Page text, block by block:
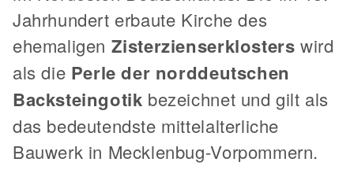
Jahrhundert erbaute Kirche des
ehemaligen Zisterzienserklosters wird
als die Perle der norddeutschen
Backsteingotik bezeichnet und gilt als
das bedeutendste mittelalterliche
Bauwerk in Mecklenbug-Vorpommern.